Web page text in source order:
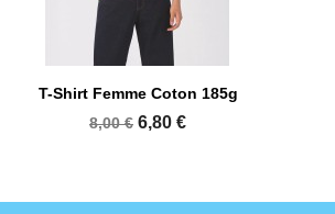
T-Shirt Femme Coton 185g
8,00 € 6,80 €